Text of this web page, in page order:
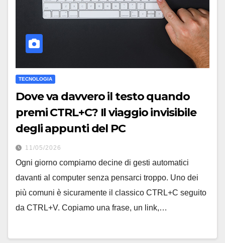
TECNOLOGIA
Dove va davvero il testo quando
premi CTRL+C? Il viaggio invisibile
degli appunti del PC
11/05/2026
Ogni giorno compiamo decine di gesti automatici
davanti al computer senza pensarci troppo. Uno dei
più comuni è sicuramente il classico CTRL+C seguito
da CTRL+V. Copiamo una frase, un link,…